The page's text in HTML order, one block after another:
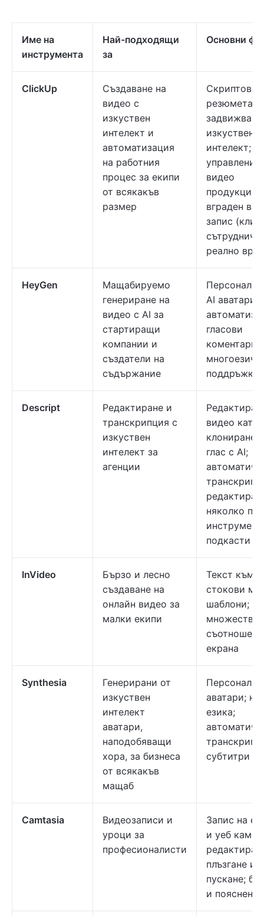
Име на
инструмента
Най-подходящи
за
Основни
ClickUp
Създаване на
видео с
изкуствен
интелект и
автоматизация
на работния
процес за екипи
от всякакъв
размер
Скриптове
резюмета,
изкуствен
интелект;
управление
видео
вграден
запис
реално
HeyGen
Мащабируемо
генериране на
видео с AI за
стартиращи
компании и
създатели на
съдържание
AI аватари;
гласови
коментари;
поддръжка
Descript
Редактиране и
транскрипция с
изкуствен
интелект за
агенции
видео като
клониране
глас с AI;
няколко
подкасти
InVideo
Бързо и лесно
създаване на
онлайн видео за
малки екипи
Текст към
стокови
шаблони;
множество
екрана
Synthesia
Генерирани от
изкуствен
интелект
аватари,
наподобяващи
хора, за бизнеса
от всякакъв
мащаб
аватари;
езика;
субтитри
Camtasia
Видеозаписи и
уроци за
професионалисти
Запис на
и уеб
плъзгане и
пускане;
и пояснения